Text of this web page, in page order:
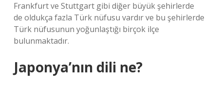
Frankfurt ve Stuttgart gibi diğer büyük şehirlerde
de oldukça fazla Türk nüfusu vardır ve bu şehirlerde
Türk nüfusunun yoğunlaştığı birçok ilçe
bulunmaktadır.
Japonya’nın dili ne?